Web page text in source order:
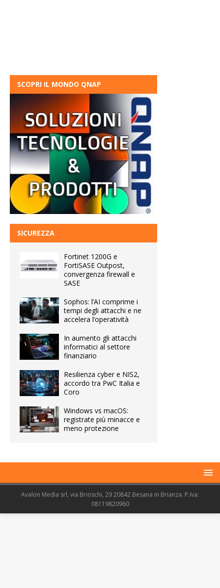
SCOPRI IL MONDO QNAP
SICUREZZA
Fortinet 1200G e
FortiSASE Outpost,
convergenza firewall e
SASE
Sophos: l’AI comprime i
tempi degli attacchi e ne
accelera l’operatività
In aumento gli attacchi
informatici al settore
finanziario
Resilienza cyber e NIS2,
accordo tra PwC Italia e
Coro
Windows vs macOS:
registrate più minacce e
meno protezione
Avalon Media srl, via Brioschi, 29 20842 Besana in Brianza. P.Iva:
08119820960